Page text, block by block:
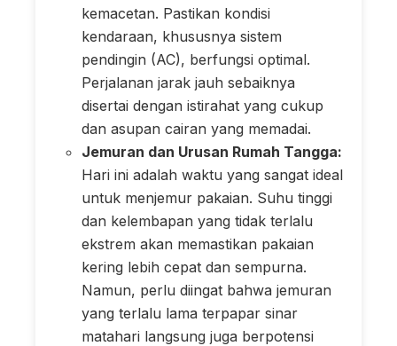
kemacetan. Pastikan kondisi
kendaraan, khususnya sistem
pendingin (AC), berfungsi optimal.
Perjalanan jarak jauh sebaiknya
disertai dengan istirahat yang cukup
dan asupan cairan yang memadai.
Jemuran dan Urusan Rumah Tangga:
Hari ini adalah waktu yang sangat ideal
untuk menjemur pakaian. Suhu tinggi
dan kelembapan yang tidak terlalu
ekstrem akan memastikan pakaian
kering lebih cepat dan sempurna.
Namun, perlu diingat bahwa jemuran
yang terlalu lama terpapar sinar
matahari langsung juga berpotensi